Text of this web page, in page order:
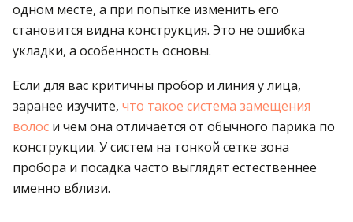
одном месте, а при попытке изменить его
становится видна конструкция. Это не ошибка
укладки, а особенность основы.
Если для вас критичны пробор и линия у лица,
заранее изучите, что такое система замещения
волос и чем она отличается от обычного парика по
конструкции. У систем на тонкой сетке зона
пробора и посадка часто выглядят естественнее
именно вблизи.